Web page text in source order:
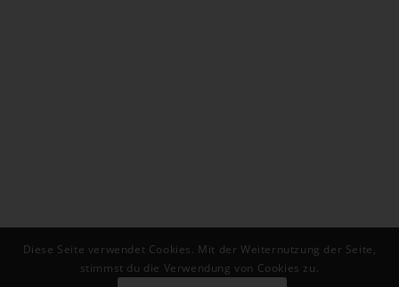
Diese Seite verwendet Cookies. Mit der Weiternutzung der Seite,
stimmst du die Verwendung von Cookies zu.